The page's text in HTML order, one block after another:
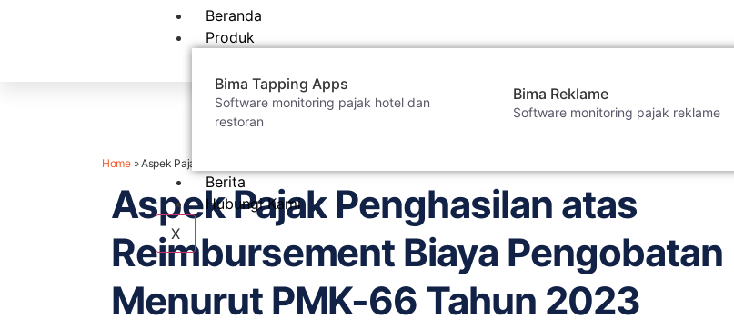
Beranda
Produk
Bima Tapping Apps
Software monitoring pajak hotel dan
restoran
Bima Reklame
Software monitoring pajak reklame
Berita
Hubungi Kami
X
Home»Aspek Pajak Penghasilan atas Reimbursement Biaya Pengobatan Menurut PMK-66 Tahun 2023
Aspek Pajak Penghasilan atas
Reimbursement Biaya Pengobatan
Menurut PMK-66 Tahun 2023